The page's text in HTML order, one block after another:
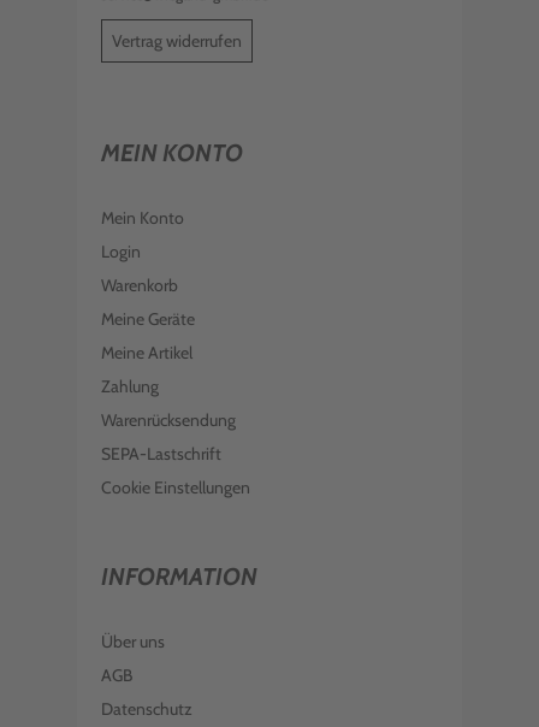
Vertrag widerrufen
MEIN KONTO
Mein Konto
Login
Warenkorb
Meine Geräte
Meine Artikel
Zahlung
Warenrücksendung
SEPA-Lastschrift
Cookie Einstellungen
INFORMATION
Über uns
AGB
Datenschutz